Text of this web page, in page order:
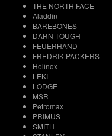
THE NORTH FACE
Aladdin
BAREBONES
DARN TOUGH
FEUERHAND
FREDRIK PACKERS
Helinox
LEKI
LODGE
MSR
Petromax
PRIMUS
SMITH